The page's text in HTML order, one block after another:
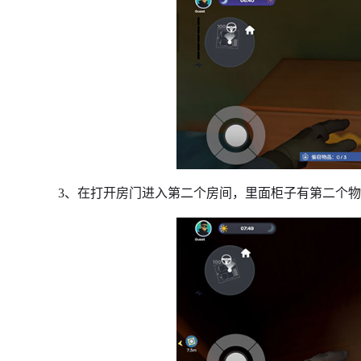
3、在打开房门进入第二个房间，里面柜子有第二个